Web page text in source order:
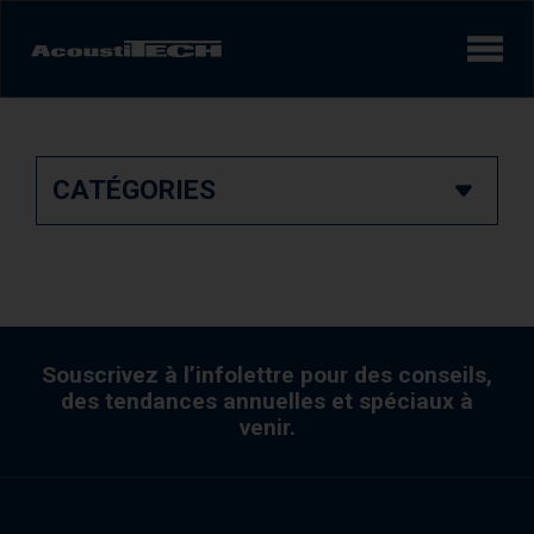
Services et solutions
Réalisations/Études de cas
CATÉGORIES
Souscrivez à l’infolettre pour des conseils,
des tendances annuelles et spéciaux à
venir.